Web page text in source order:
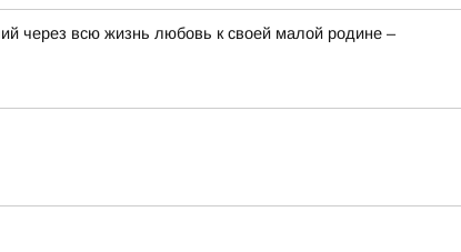
через всю жизнь любовь к своей малой родине –